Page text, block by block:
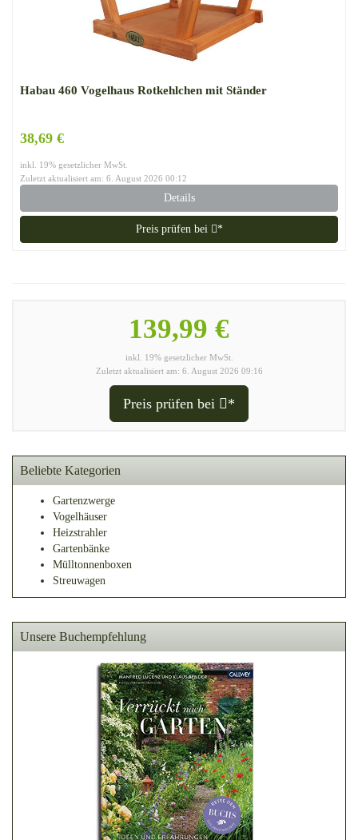
Habau 460 Vogelhaus Rotkehlchen mit Ständer
38,69 €
inkl. 19% gesetzlicher MwSt.
Zuletzt aktualisiert am: 6. August 2026 00:12
Details
Preis prüfen bei *
139,99 €
inkl. 19% gesetzlicher MwSt.
Zuletzt aktualisiert am: 6. August 2026 09:16
Preis prüfen bei *
Beliebte Kategorien
Gartenzwerge
Vogelhäuser
Heizstrahler
Gartenbänke
Mülltonnenboxen
Streuwagen
Unsere Buchempfehlung